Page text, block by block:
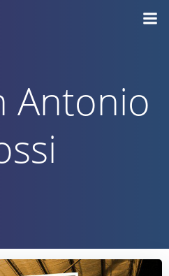
Antonio